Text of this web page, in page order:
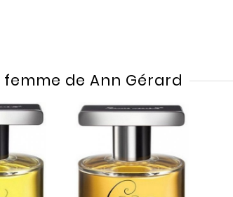
femme de Ann Gérard